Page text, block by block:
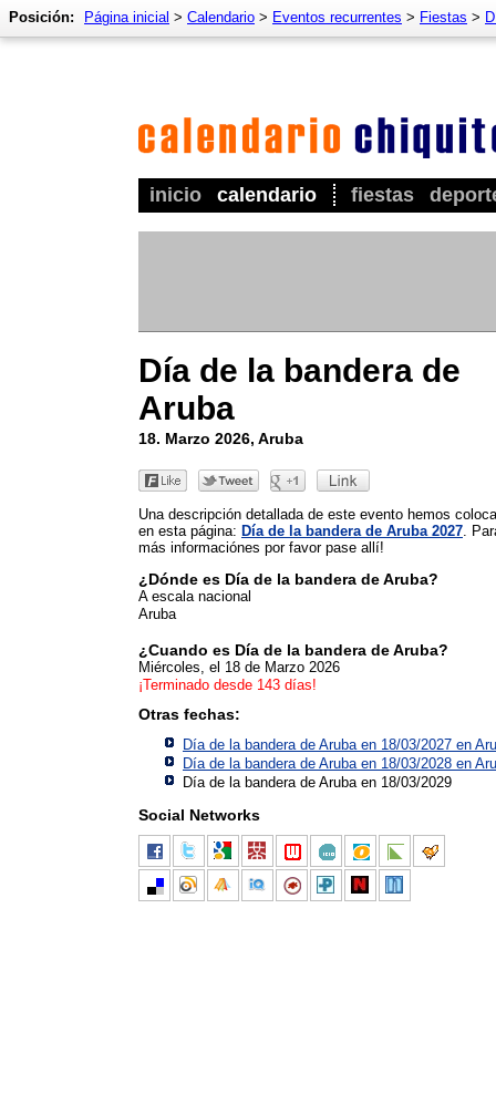
inicio calendario fiestas
Posición: Página inicial > Calendario > Eventos recurrentes > Fiestas >
Día de la bandera de
Aruba
18. Marzo 2026, Aruba
Una descripción detallada de este evento hemos
en esta página: Día de la bandera de Aruba 2027 .
más informaciónes por favor pase allí!
¿Dónde es Día de la bandera de Aruba?
A escala nacional
Aruba
¿Cuando es Día de la bandera de Aruba?
Miércoles, el 18 de Marzo 2026
¡Terminado desde 143 días!
Otras fechas:
Día de la bandera de Aruba en 18/03/2027 en
Día de la bandera de Aruba en 18/03/2028 en
Día de la bandera de Aruba en 18/03/2029
Social Networks